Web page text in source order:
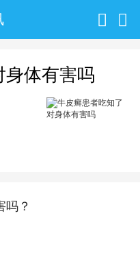
身体有害吗
吗？